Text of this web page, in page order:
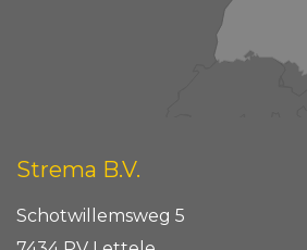
Strema B.V.
Schotwillemsweg 5